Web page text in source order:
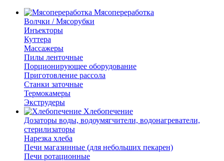
Мясопереработка
Волчки / Мясорубки
Инъекторы
Куттера
Массажеры
Пилы ленточные
Порционирующее оборудование
Приготовление рассола
Станки заточные
Термокамеры
Экструдеры
Хлебопечение
Дозаторы воды, водоумягчители, водонагреватели,
стерилизаторы
Нарезка хлеба
Печи магазинные (для небольших пекарен)
Печи ротационные